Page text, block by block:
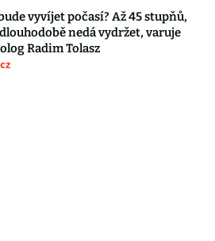
vyvíjet počasí? Až 45 stupňů,
nedá vydržet, varuje
Radim Tolasz